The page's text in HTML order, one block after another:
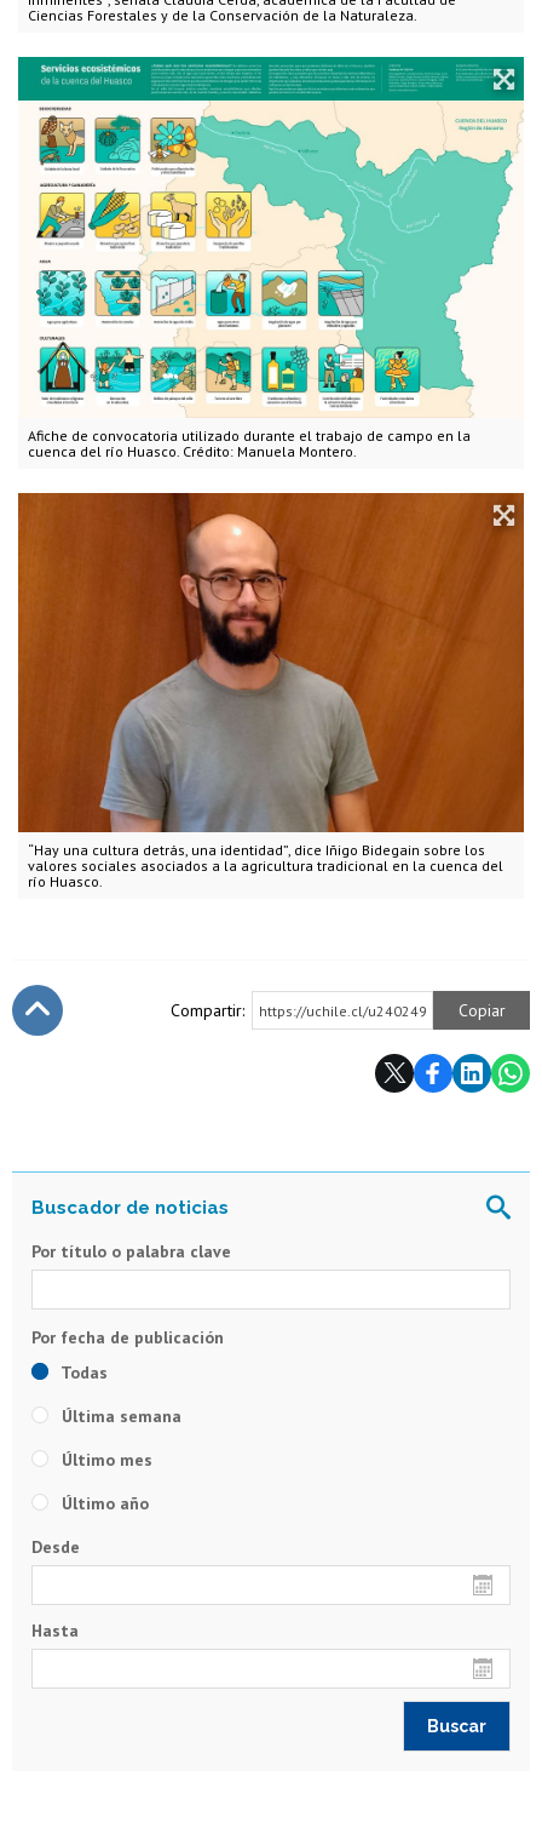
Ciencias Forestales y de la Conservación de la Naturaleza.
Afiche de convocatoria utilizado durante el trabajo de campo en la
cuenca del río Huasco. Crédito: Manuela Montero.
“Hay una cultura detrás, una identidad”, dice Iñigo Bidegain sobre los
valores sociales asociados a la agricultura tradicional en la cuenca del
río Huasco.
Compartir: https://uchile.cl/u240249 Copiar
Por título o palabra clave
Todas
Última semana
Último mes
Último año
Desde
Hasta